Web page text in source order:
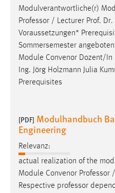
Modulverantwortliche(r)
Professor / Lecturer Prof.
Voraussetzungen*
Sommersemester
Module Convenor Dozent/In
Ing. Jörg Holzmann Julia
Prerequisites
[PDF] Modulhandbuch
Engineering
Relevanz:
actual realization of the
Module Convenor Professor
Respective professor
3 Monate
EXTERNE MEDIEN
Um Inhalte von
Plattformen anzeigen zu
externen Medien Cookies
Vimeo